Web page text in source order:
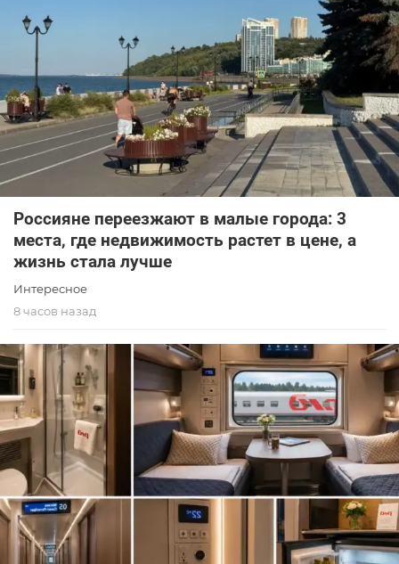
Россияне переезжают в малые города: 3
места, где недвижимость растет в цене, а
жизнь стала лучше
Интересное
8 часов назад